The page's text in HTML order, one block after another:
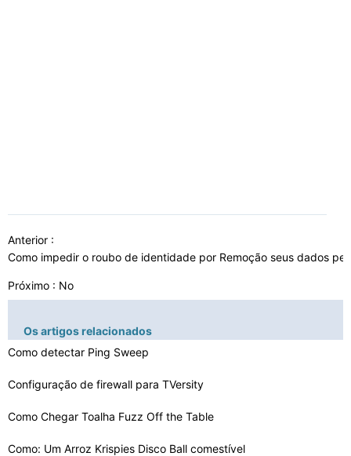
Anterior :
Como impedir o roubo de identidade por Remoção seus dados
Próximo : No
Os artigos relacionados
Como detectar Ping Sweep
Configuração de firewall para TVersity
Como Chegar Toalha Fuzz Off the Table
Como: Um Arroz Krispies Disco Ball comestível